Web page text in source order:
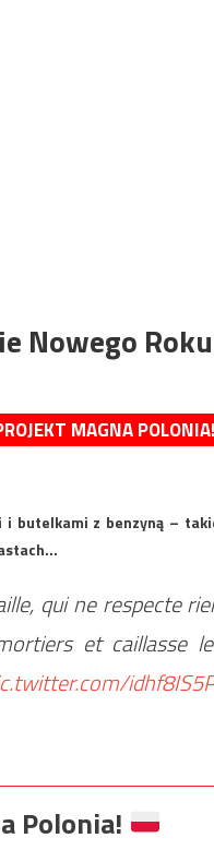
Nowego
MAGNA POLONIA!
z benzyną –
qui ne respecte
et caillasse
Polonia!